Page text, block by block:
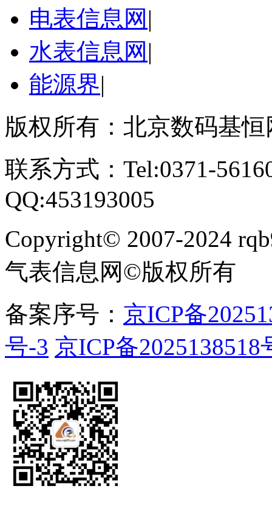
电表信息网 |
水表信息网 |
能源界|
版权所有：北京数码基
联系方式：Tel:0371-
QQ:453193005
Copyright© 2007-2024
气表信息网©版权所有
备案序号： 京ICP备
号-3 京ICP备2025138518